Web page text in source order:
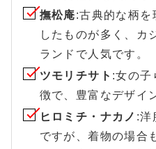
撫松庵:古典的な柄を
したものが多く、カ
ランドで人気です。
ツモリチサト :女の子
徴で、豊富なデザイ
ヒロミチ・ナカノ :洋
ですが、着物の場合